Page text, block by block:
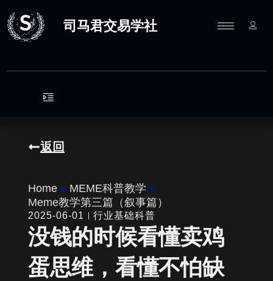
至
内
司马君交易学社
返回
Home » MEME科普教学 »
Meme教学第三篇（叙事篇）
2025-06-01 行业基础科普
没钱的时候看懂卖鸡
蛋思维，看懂不怕缺